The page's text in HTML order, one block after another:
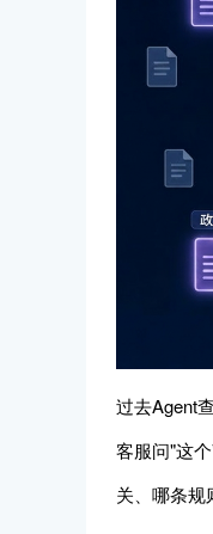
过去Agent
客服问"这
关、哪条规